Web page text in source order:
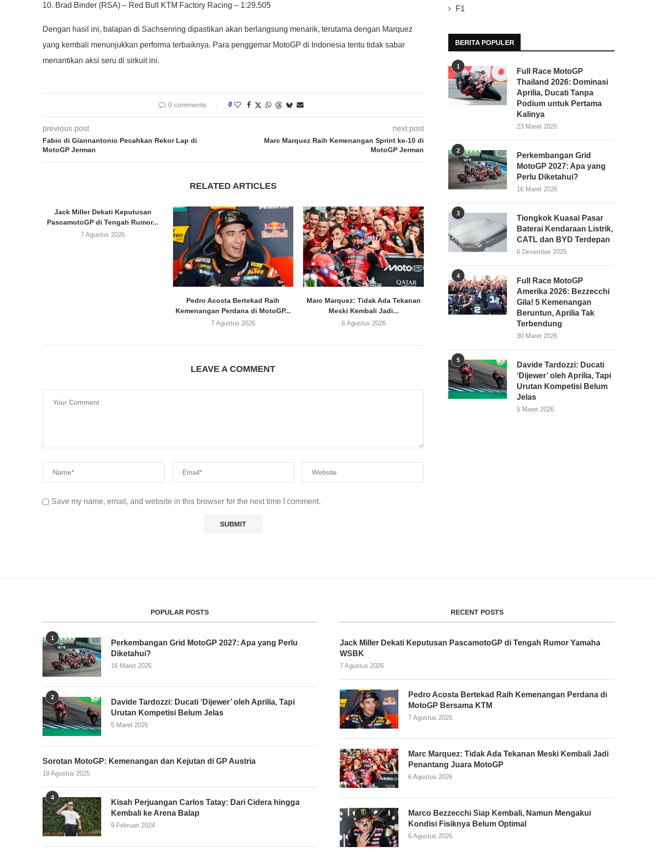
10. Brad Binder (RSA) – Red Bull KTM Factory Racing – 1:29.505
Dengan hasil ini, balapan di Sachsenring dipastikan akan berlangsung menarik, terutama dengan Marquez
yang kembali menunjukkan performa terbaiknya. Para penggemar MotoGP di Indonesia tentu tidak sabar
menantikan aksi seru di sirkuit ini.
0 comments 0
previous post
Fabio di Giannantonio Pecahkan Rekor Lap di
MotoGP Jerman
next post
Marc Marquez Raih Kemenangan Sprint ke-10 di
MotoGP Jerman
RELATED ARTICLES
Jack Miller Dekati Keputusan
PascamotoGP di Tengah Rumor...
7 Agustus 2026
Pedro Acosta Bertekad Raih
Kemenangan Perdana di MotoGP...
7 Agustus 2026
Marc Marquez: Tidak Ada Tekanan
Meski Kembali Jadi...
6 Agustus 2026
LEAVE A COMMENT
Save my name, email, and website in this browser for the next time I comment.
F1
BERITA POPULER
1
Full Race MotoGP
Thailand 2026: Dominasi
Aprilia, Ducati Tanpa
Podium untuk Pertama
Kalinya
23 Maret 2026
2
Perkembangan Grid
MotoGP 2027: Apa yang
Perlu Diketahui?
16 Maret 2026
3
Tiongkok Kuasai Pasar
Baterai Kendaraan Listrik,
CATL dan BYD Terdepan
6 Desember 2025
4
Full Race MotoGP
Amerika 2026: Bezzecchi
Gila! 5 Kemenangan
Beruntun, Aprilia Tak
Terbendung
30 Maret 2026
5
Davide Tardozzi: Ducati
‘Dijewer’ oleh Aprilia, Tapi
Urutan Kompetisi Belum
Jelas
5 Maret 2026
POPULAR POSTS
1
Perkembangan Grid MotoGP 2027: Apa yang Perlu
Diketahui?
16 Maret 2026
2
Davide Tardozzi: Ducati ‘Dijewer’ oleh Aprilia, Tapi
Urutan Kompetisi Belum Jelas
5 Maret 2026
Sorotan MotoGP: Kemenangan dan Kejutan di GP Austria
18 Agustus 2025
4
Kisah Perjuangan Carlos Tatay: Dari Cidera hingga
Kembali ke Arena Balap
9 Februari 2024
RECENT POSTS
Jack Miller Dekati Keputusan PascamotoGP di Tengah Rumor Yamaha
WSBK
7 Agustus 2026
Pedro Acosta Bertekad Raih Kemenangan Perdana di
MotoGP Bersama KTM
7 Agustus 2026
Marc Marquez: Tidak Ada Tekanan Meski Kembali Jadi
Penantang Juara MotoGP
6 Agustus 2026
Marco Bezzecchi Siap Kembali, Namun Mengakui
Kondisi Fisiknya Belum Optimal
6 Agustus 2026